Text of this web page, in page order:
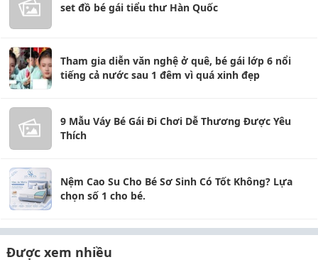
set đồ bé gái tiểu thư Hàn Quốc
Tham gia diễn văn nghệ ở quê, bé gái lớp 6 nổi
tiếng cả nước sau 1 đêm vì quá xinh đẹp
9 Mẫu Váy Bé Gái Đi Chơi Dễ Thương Được Yêu
Thích
Nệm Cao Su Cho Bé Sơ Sinh Có Tốt Không? Lựa
chọn số 1 cho bé.
Được xem nhiều